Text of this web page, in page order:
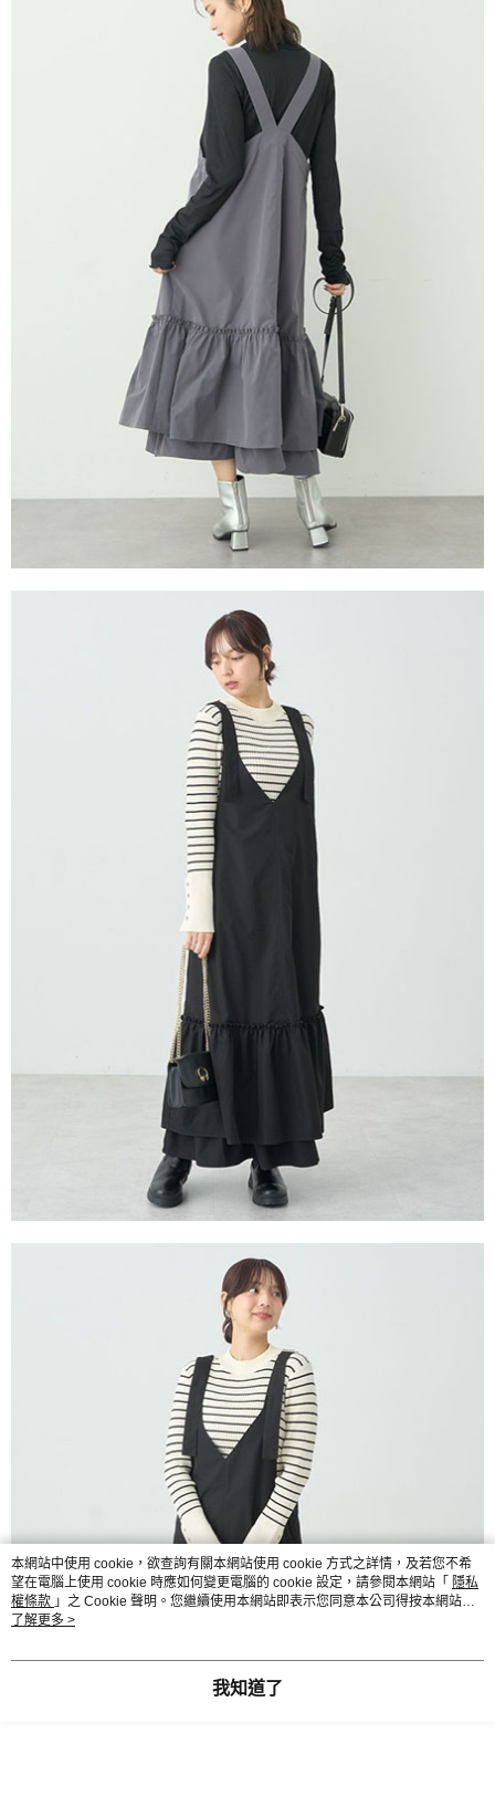
本網站中使用 cookie，欲查詢有關本網站使用 cookie 方式之詳情，及若您不希
望在電腦上使用 cookie 時應如何變更電腦的 cookie 設定，請參閱本網站「 隱私
權條款 」之 Cookie 聲明。您繼續使用本網站即表示您同意本公司得按本網站使
用條款之 Cookie 聲明使用 cookie。
了解更多 >
我知道了